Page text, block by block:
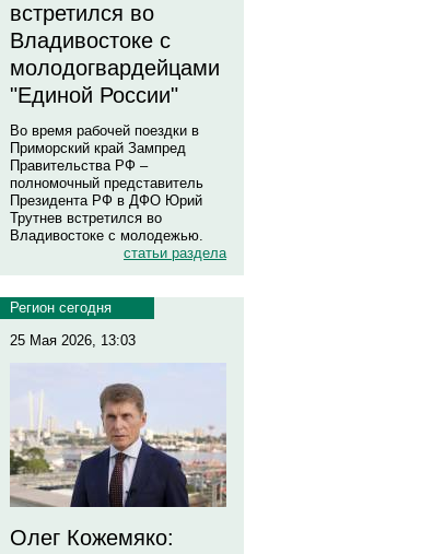
встретился во
Владивостоке с
молодогвардейцами
"Единой России"
Во время рабочей поездки в
Приморский край Зампред
Правительства РФ –
полномочный представитель
Президента РФ в ДФО Юрий
Трутнев встретился во
Владивостоке с молодежью.
статьи раздела
Регион сегодня
25 Мая 2026, 13:03
Олег Кожемяко: